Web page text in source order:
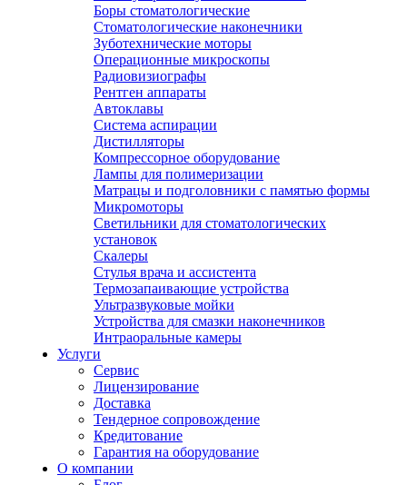
Боры стоматологические
Стоматологические наконечники
Зуботехнические моторы
Операционные микроскопы
Радиовизиографы
Рентген аппараты
Автоклавы
Система аспирации
Дистилляторы
Компрессорное оборудование
Лампы для полимеризации
Матрацы и подголовники с памятью формы
Микромоторы
Светильники для стоматологических
установок
Скалеры
Стулья врача и ассистента
Термозапаивающие устройства
Ультразвуковые мойки
Устройства для смазки наконечников
Интраоральные камеры
Услуги
Сервис
Лицензирование
Доставка
Тендерное сопровождение
Кредитование
Гарантия на оборудование
О компании